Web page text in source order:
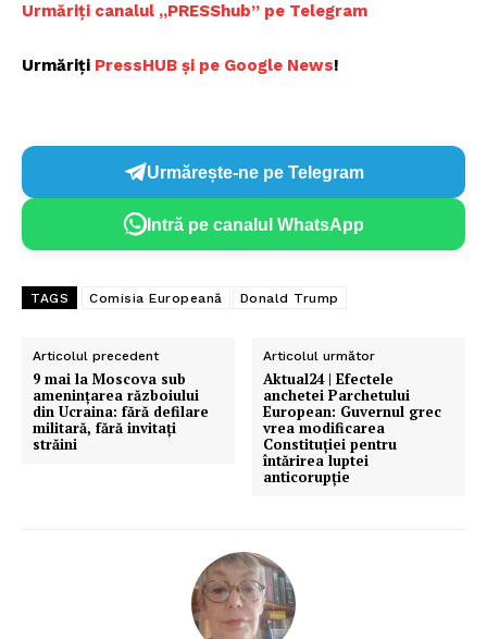
Urmăriți canalul „PRESShub” pe Telegram
Urmăriți PressHUB și pe Google News!
Urmărește-ne pe Telegram
Intră pe canalul WhatsApp
TAGS Comisia Europeană Donald Trump
Articolul precedent
9 mai la Moscova sub
amenințarea războiului
din Ucraina: fără defilare
militară, fără invitați
străini
Articolul următor
Aktual24 | Efectele
anchetei Parchetului
European: Guvernul grec
vrea modificarea
Constituției pentru
întărirea luptei
anticorupție